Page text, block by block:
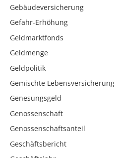
Gebäudeversicherung
Gefahr-Erhöhung
Geldmarktfonds
Geldmenge
Geldpolitik
Gemischte Lebensversicherung
Genesungsgeld
Genossenschaft
Genossenschaftsanteil
Geschäftsbericht